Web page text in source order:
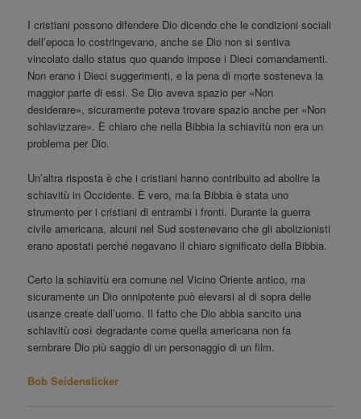
I cristiani possono difendere Dio dicendo che le condizioni sociali
dell’epoca lo costringevano, anche se Dio non si sentiva
vincolato dallo status quo quando impose i Dieci comandamenti.
Non erano i Dieci suggerimenti, e la pena di morte sosteneva la
maggior parte di essi. Se Dio aveva spazio per «Non
desiderare», sicuramente poteva trovare spazio anche per «Non
schiavizzare». È chiaro che nella Bibbia la schiavitù non era un
problema per Dio.
Un’altra risposta è che i cristiani hanno contribuito ad abolire la
schiavitù in Occidente. È vero, ma la Bibbia è stata uno
strumento per i cristiani di entrambi i fronti. Durante la guerra
civile americana, alcuni nel Sud sostenevano che gli abolizionisti
erano apostati perché negavano il chiaro significato della Bibbia.
Certo la schiavitù era comune nel Vicino Oriente antico, ma
sicuramente un Dio onnipotente può elevarsi al di sopra delle
usanze create dall’uomo. Il fatto che Dio abbia sancito una
schiavitù così degradante come quella americana non fa
sembrare Dio più saggio di un personaggio di un film.
Bob Seidensticker